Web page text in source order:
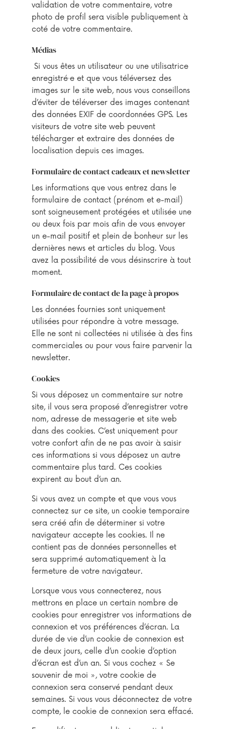
validation de votre commentaire, votre
photo de profil sera visible publiquement à
coté de votre commentaire.
Médias
Si vous êtes un utilisateur ou une utilisatrice
enregistré·e et que vous téléversez des
images sur le site web, nous vous conseillons
d’éviter de téléverser des images contenant
des données EXIF de coordonnées GPS. Les
visiteurs de votre site web peuvent
télécharger et extraire des données de
localisation depuis ces images.
Formulaire de contact cadeaux et newsletter
Les informations que vous entrez dans le
formulaire de contact (prénom et e-mail)
sont soigneusement protégées et utilisée une
ou deux fois par mois afin de vous envoyer
un e-mail positif et plein de bonheur sur les
dernières news et articles du blog. Vous
avez la possibilité de vous désinscrire à tout
moment.
Formulaire de contact de la page à propos
Les données fournies sont uniquement
utilisées pour répondre à votre message.
Elle ne sont ni collectées ni utilisée à des fins
commerciales ou pour vous faire parvenir la
newsletter.
Cookies
Si vous déposez un commentaire sur notre
site, il vous sera proposé d’enregistrer votre
nom, adresse de messagerie et site web
dans des cookies. C’est uniquement pour
votre confort afin de ne pas avoir à saisir
ces informations si vous déposez un autre
commentaire plus tard. Ces cookies
expirent au bout d’un an.
Si vous avez un compte et que vous vous
connectez sur ce site, un cookie temporaire
sera créé afin de déterminer si votre
navigateur accepte les cookies. Il ne
contient pas de données personnelles et
sera supprimé automatiquement à la
fermeture de votre navigateur.
Lorsque vous vous connecterez, nous
mettrons en place un certain nombre de
cookies pour enregistrer vos informations de
connexion et vos préférences d’écran. La
durée de vie d’un cookie de connexion est
de deux jours, celle d’un cookie d’option
d’écran est d’un an. Si vous cochez « Se
souvenir de moi », votre cookie de
connexion sera conservé pendant deux
semaines. Si vous vous déconnectez de votre
compte, le cookie de connexion sera effacé.